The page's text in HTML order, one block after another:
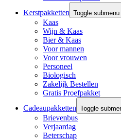
Kerstpakketten Toggle submenu
Kaas
Wijn & Kaas
Bier & Kaas
Voor mannen
Voor vrouwen
Personeel
Biologisch
Zakelijk Bestellen
Gratis Proefpakket
Cadeaupakketten Toggle
Brievenbus
Verjaardag
Beterschap